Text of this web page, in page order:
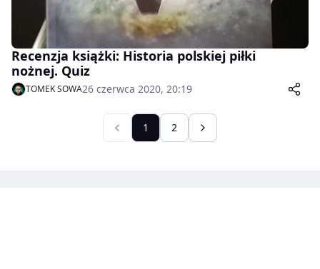
Recenzja książki: Historia polskiej piłki
nożnej. Quiz
TOMEK SOWA26 czerwca 2020, 20:19
1 2